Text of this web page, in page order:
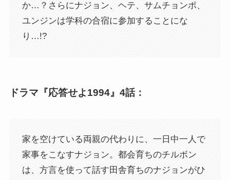
か…？さらにナジョン、ヘテ、サムチョンポ、
ユンジンは学科の合宿に参加することにな
り…!?
ドラマ『応答せよ1994』4話：
家を空けている両親の代わりに、一日中一人で
家事をこなすナジョン。都会育ちのチルボン
は、方言を使って話す田舎育ちのナジョンがひ